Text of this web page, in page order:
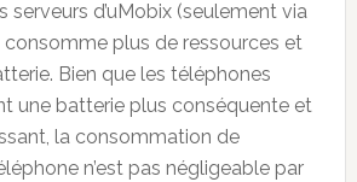
serveurs d’uMobix (seulement via
plus de ressources et
Bien que les téléphones
une batterie plus conséquente et
la consommation de
n’est pas négligeable par